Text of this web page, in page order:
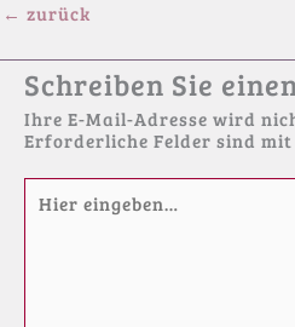
← zurück
Schreiben Sie
Ihre E-Mail-Adresse wird
Erforderliche Felder sind mit
eingeben…